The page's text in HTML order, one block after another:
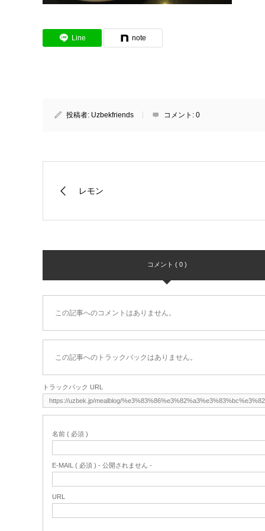
Line note
投稿者: Uzbekfriends コメント: 0
レモン
コメント ( 0 )
この記事へのコメントはありません。
この記事へのトラックバックはありません。
トラックバック URL
名前 ( 必須 )
E-MAIL ( 必須 ) - 公開されません -
URL